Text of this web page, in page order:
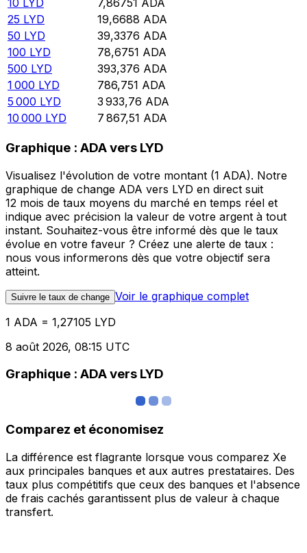
10 LYD 7,86751 ADA
25 LYD 19,6688 ADA
50 LYD 39,3376 ADA
100 LYD 78,6751 ADA
500 LYD 393,376 ADA
1 000 LYD 786,751 ADA
5 000 LYD 3 933,76 ADA
10 000 LYD 7 867,51 ADA
Graphique : ADA vers LYD
Visualisez l'évolution de votre montant (1 ADA). Notre
graphique de change ADA vers LYD en direct suit
12 mois de taux moyens du marché en temps réel et
indique avec précision la valeur de votre argent à tout
instant. Souhaitez-vous être informé dès que le taux
évolue en votre faveur ? Créez une alerte de taux :
nous vous informerons dès que votre objectif sera
atteint.
Suivre le taux de change Voir le graphique complet
1 ADA = 1,27105 LYD
8 août 2026, 08:15 UTC
Graphique : ADA vers LYD
Comparez et économisez
La différence est flagrante lorsque vous comparez Xe
aux principales banques et aux autres prestataires. Des
taux plus compétitifs que ceux des banques et l'absence
de frais cachés garantissent plus de valeur à chaque
transfert.